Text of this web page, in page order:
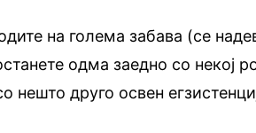
на голема забава (се
одма заедно со некој
нешто друго освен